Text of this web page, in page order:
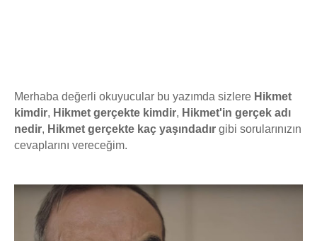
Merhaba değerli okuyucular bu yazımda sizlere Hikmet
kimdir, Hikmet gerçekte kimdir, Hikmet'in gerçek adı
nedir, Hikmet gerçekte kaç yaşındadır gibi sorularınızın
cevaplarını vereceğim.